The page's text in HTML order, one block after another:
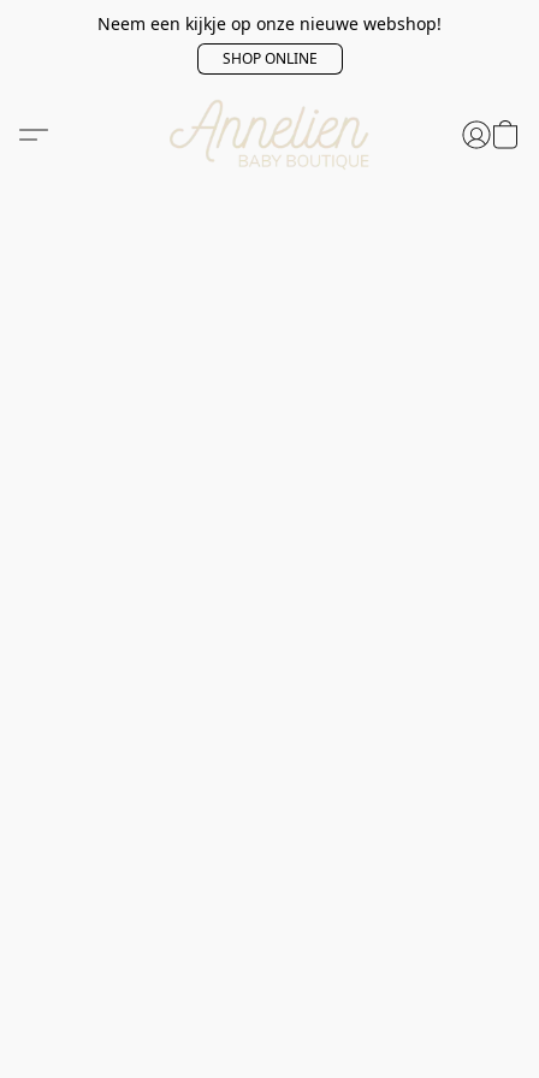
Neem een kijkje op onze nieuwe webshop!
SHOP ONLINE